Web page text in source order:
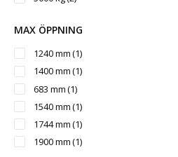
1350 l(2)
(4)
MAX ÖPPNING
1240 mm(1)
1400 mm(1)
683 mm(1)
1540 mm(1)
1744 mm(1)
1900 mm(1)